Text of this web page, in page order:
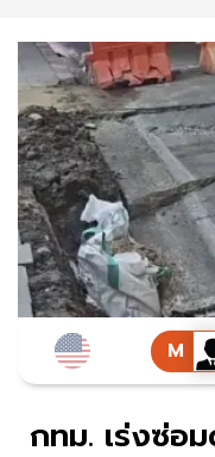
กทม. เร่งซ่อ